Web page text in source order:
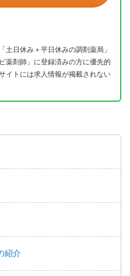
土日休み＋平日休みの調剤薬局」
薬剤師」に登録済みの方に優先的
イトには求人情報が掲載されない
紹介